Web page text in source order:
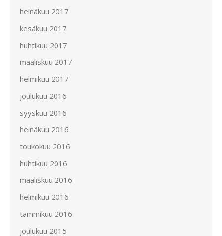
heinäkuu 2017
kesäkuu 2017
huhtikuu 2017
maaliskuu 2017
helmikuu 2017
joulukuu 2016
syyskuu 2016
heinäkuu 2016
toukokuu 2016
huhtikuu 2016
maaliskuu 2016
helmikuu 2016
tammikuu 2016
joulukuu 2015